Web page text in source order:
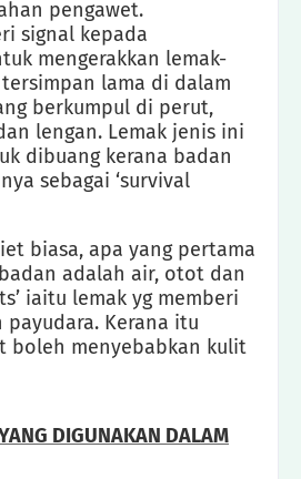
pengawet.
signal kepada
mengerakkan lemak-
lama di dalam
berkumpul di perut,
lengan. Lemak jenis ini
dibuang kerana badan
sebagai ‘survival
biasa, apa yang pertama
adalah air, otot dan
iaitu lemak yg memberi
payudara. Kerana itu
boleh menyebabkan kulit
DIGUNAKAN DALAM